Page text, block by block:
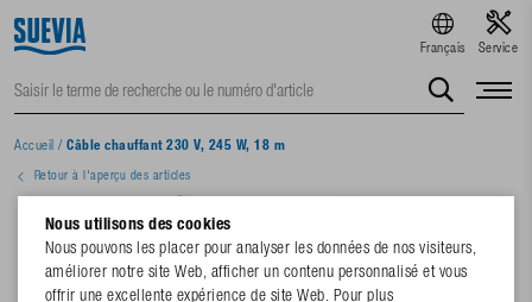
Français Service
Accueil / Câble chauffant 230 V, 245 W, 18 m
Retour à l'aperçu des articles
Nous utilisons des cookies
Nous pouvons les placer pour analyser les données de nos visiteurs,
améliorer notre site Web, afficher un contenu personnalisé et vous
offrir une excellente expérience de site Web. Pour plus